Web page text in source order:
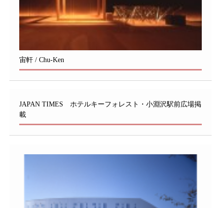
宙軒 / Chu-Ken
JAPAN TIMES ホテルキーフォレスト・小淵沢駅前広場掲
載